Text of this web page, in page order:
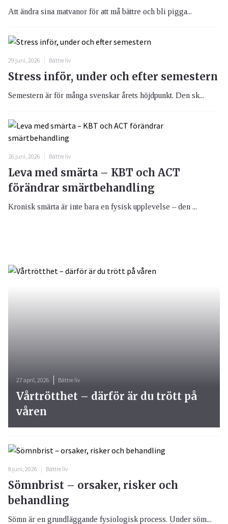
Att ändra sina matvanor för att må bättre och bli pigga...
29 juni, 2026 Bättre liv
Stress inför, under och efter semestern
Semestern är för många svenskar årets höjdpunkt. Den sk...
16 juni, 2026 Bättre liv
Leva med smärta – KBT och ACT
förändrar smärtbehandling
Kronisk smärta är inte bara en fysisk upplevelse – den ...
8 juni, 2026 Bättre liv
Sömnbrist – orsaker, risker och
behandling
Sömn är en grundläggande fysiologisk process. Under söm...
27 april, 2026 Bättre liv
Vårtrötthet – därför är du trött på
våren